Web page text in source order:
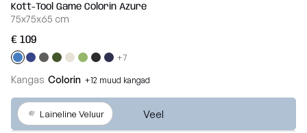
Kott-Tool Game Colorin Azure
75x75x65 cm
€ 109
+7
Kangas Colorin +12 muud kangad
Veel
Laineline Veluur